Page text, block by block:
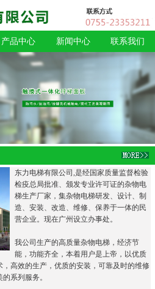
产品中心 新闻中心 联系我们
东力电梯有限公司,是经国家质量监督检验
检疫总局批准、颁发专业许可证的杂物电
梯生产厂家，集杂物电梯研发、设计、制
造、安装、改造、维修、保养于一体的民
营企业。现在广州设立办事处。
我公司生产的高质量杂物电梯，经济节
能，功能齐全，本着用户是上帝，以优质
高效的生产，优质的安装，可靠及时的维修
系列服务。